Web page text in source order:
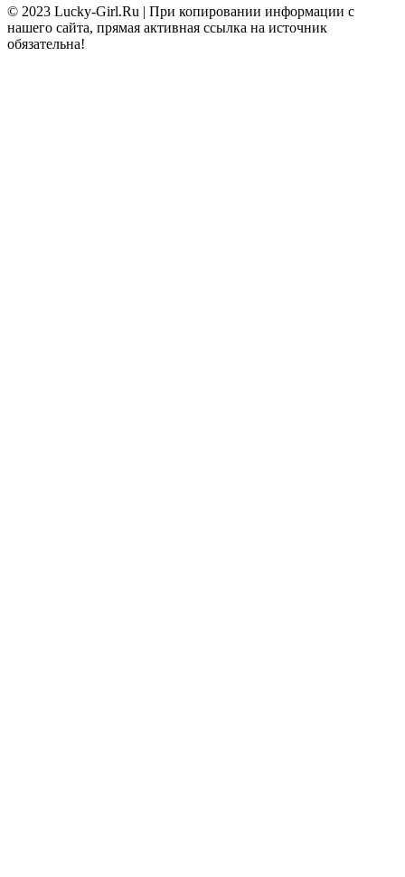
© 2023 Lucky-Girl.Ru | При копировании информации с
нашего сайта, прямая активная ссылка на источник
обязательна!